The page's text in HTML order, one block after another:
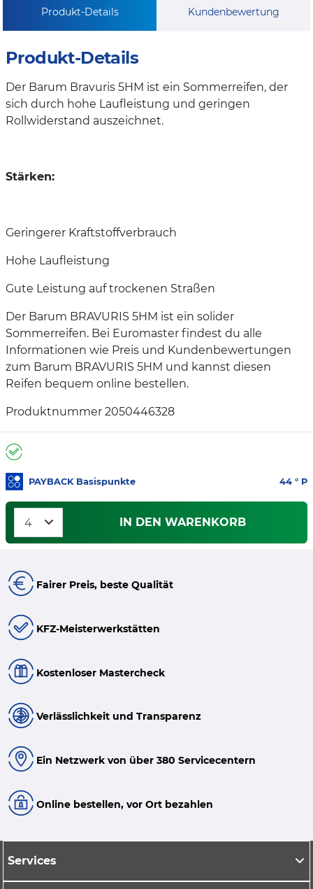
Produkt-Details Kundenbewertung
Produkt-Details
Der Barum Bravuris 5HM ist ein Sommerreifen, der
sich durch hohe Laufleistung und geringen
Rollwiderstand auszeichnet.
Stärken:
Geringerer Kraftstoffverbrauch
Hohe Laufleistung
Gute Leistung auf trockenen Straßen
Der Barum BRAVURIS 5HM ist ein solider
Sommerreifen. Bei Euromaster findest du alle
Informationen wie Preis und Kundenbewertungen
zum Barum BRAVURIS 5HM und kannst diesen
Reifen bequem online bestellen.
Produktnummer 2050446328
PAYBACK Basispunkte 44 ° P
IN DEN WARENKORB
Fairer Preis, beste Qualität
KFZ-Meisterwerkstätten
Kostenloser Mastercheck
Verlässlichkeit und Transparenz
Ein Netzwerk von über 380 Servicecentern
Online bestellen, vor Ort bezahlen
Services